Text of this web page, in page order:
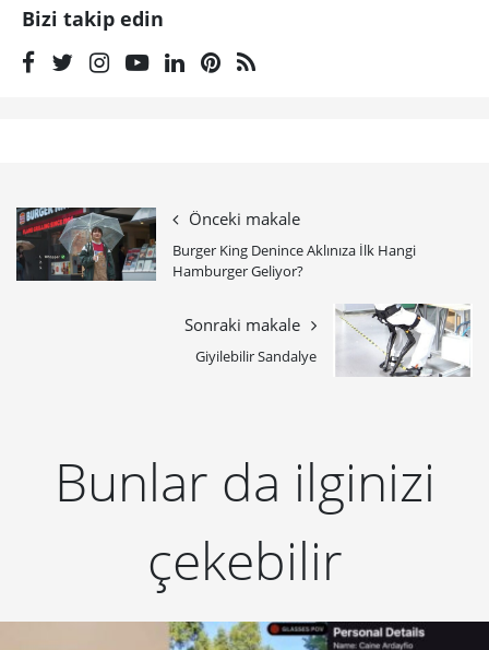
Bizi takip edin
Önceki makale
Burger King Denince Aklınıza İlk Hangi
Hamburger Geliyor?
Sonraki makale
Giyilebilir Sandalye
Bunlar da ilginizi
çekebilir